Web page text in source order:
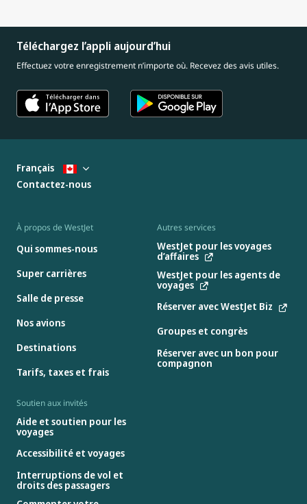
Téléchargez l’appli aujourd’hui
Effectuez votre enregistrement n’importe où. Recevez des avis utiles.
À propos de WestJet
Qui sommes-nous
Super carrières
Salle de presse
Nos avions
Destinations
Tarifs, taxes et frais
Autres services
WestJet pour les voyages
d’affaires
WestJet pour les agents de
voyages
Réserver avec WestJet Biz
Groupes et congrès
Réserver avec un bon pour
compagnon
Soutien aux invités
Aide et soutien pour les
voyages
Accessibilité et voyages
Interruptions de vol et
droits des passagers
Français
Contactez-nous